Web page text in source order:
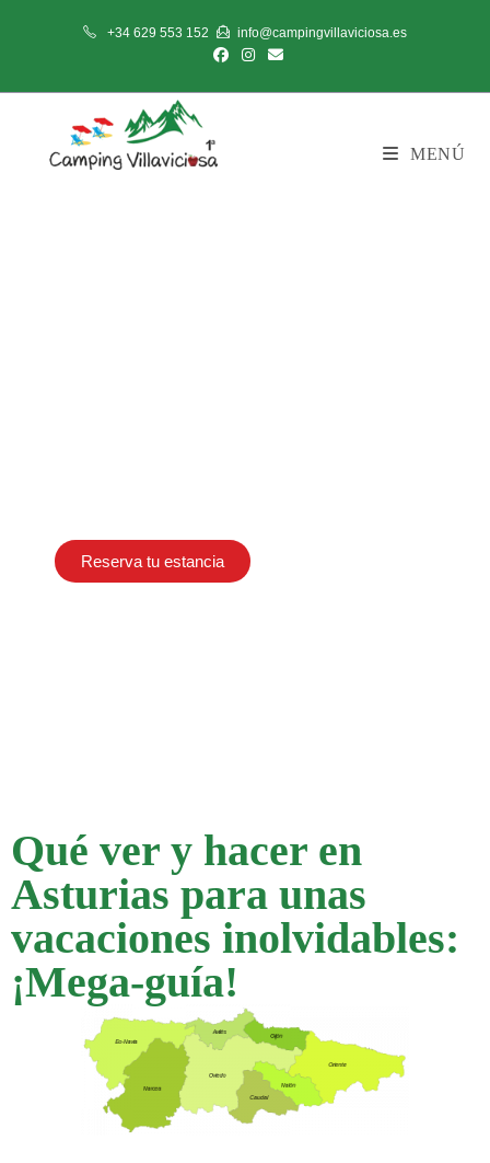
+34 629 553 152 info@campingvillaviciosa.es
MENÚ
Reserva tu estancia
Qué ver y hacer en
Asturias para unas
vacaciones inolvidables:
¡Mega-guía!